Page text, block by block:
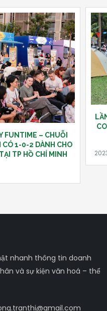
FUNTIME – CHUỖI
CÓ 1-0-2 DÀNH CHO
TP HỒ CHÍ MINH
nhanh thông tin doanh
và sự kiện văn hoá – thể